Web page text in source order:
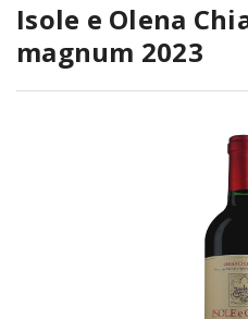
Isole e Olena
magnum 2023